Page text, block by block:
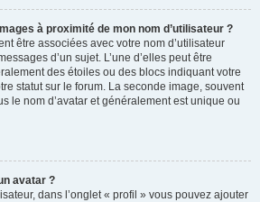
à proximité de mon nom d’utilisateur ?
être associées avec votre nom d’utilisateur
d’un sujet. L’une d’elles peut être
des étoiles ou des blocs indiquant votre
statut sur le forum. La seconde image, souvent
le nom d’avatar et généralement est unique ou
avatar ?
dans l’onglet « profil » vous pouvez ajouter